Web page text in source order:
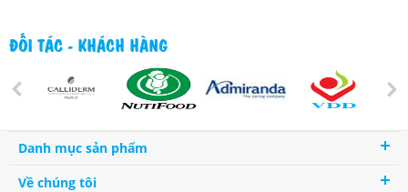
ĐỐI TÁC - KHÁCH HÀNG
Danh mục sản phẩm
Về chúng tôi